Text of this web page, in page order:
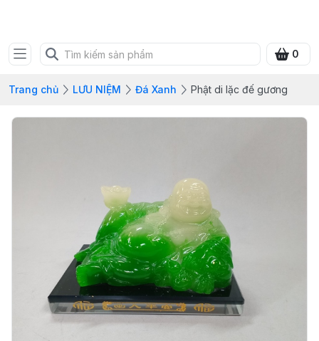
0
Trang chủ LƯU NIỆM Đá Xanh Phật di lặc đế gương